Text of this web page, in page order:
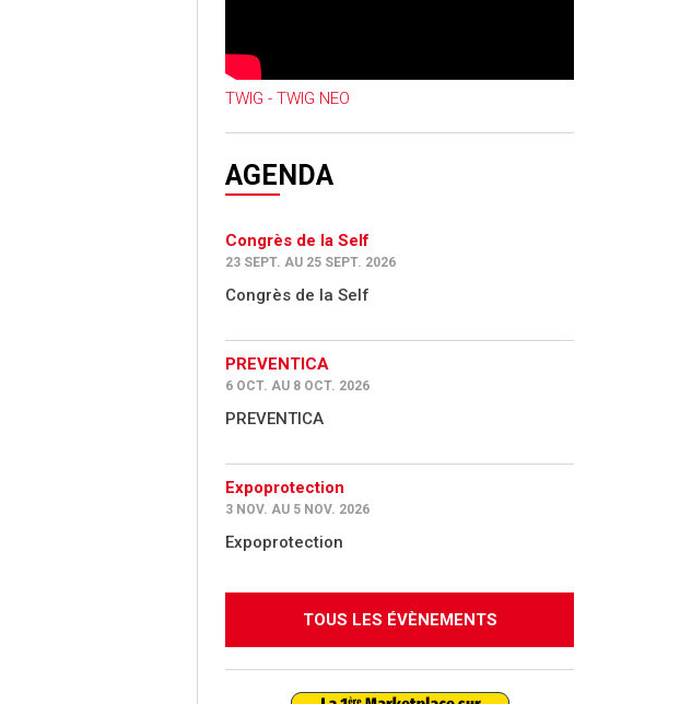
TWIG - TWIG NEO
AGENDA
Congrès de la Self
23 SEPT. AU 25 SEPT. 2026
Congrès de la Self
PREVENTICA
6 OCT. AU 8 OCT. 2026
PREVENTICA
Expoprotection
3 NOV. AU 5 NOV. 2026
Expoprotection
TOUS LES ÉVÈNEMENTS